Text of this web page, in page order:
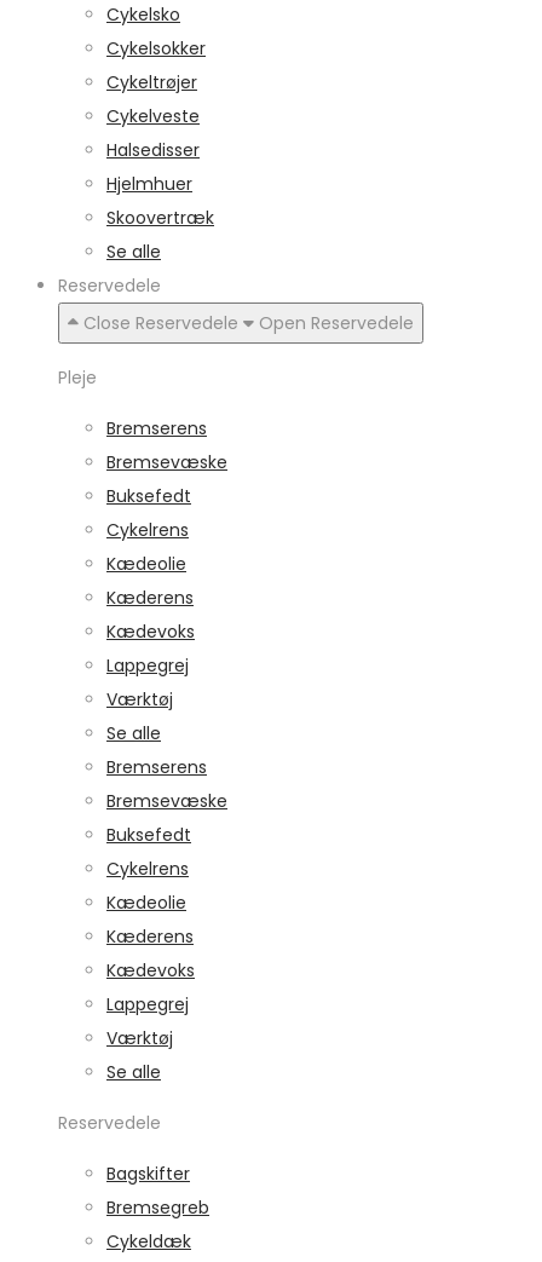
Cykelsko
Cykelsokker
Cykeltrøjer
Cykelveste
Halsedisser
Hjelmhuer
Skoovertræk
Se alle
Reservedele
Close Reservedele
Open Reservedele
Pleje
Bremserens
Bremsevæske
Buksefedt
Cykelrens
Kædeolie
Kæderens
Kædevoks
Lappegrej
Værktøj
Se alle
Bremserens
Bremsevæske
Buksefedt
Cykelrens
Kædeolie
Kæderens
Kædevoks
Lappegrej
Værktøj
Se alle
Reservedele
Bagskifter
Bremsegreb
Cykeldæk